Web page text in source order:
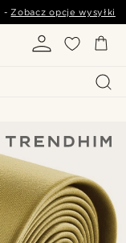
-Zobacz opcje wysyłki